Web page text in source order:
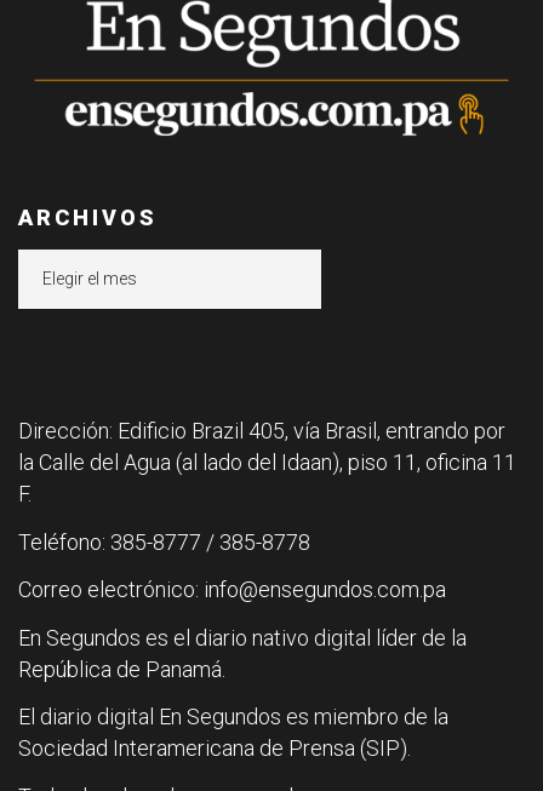
ARCHIVOS
Dirección: Edificio Brazil 405, vía Brasil, entrando por
la Calle del Agua (al lado del Idaan), piso 11, oficina 11
F.
Teléfono: 385-8777 / 385-8778
Correo electrónico: info@ensegundos.com.pa
En Segundos es el diario nativo digital líder de la
República de Panamá.
El diario digital En Segundos es miembro de la
Sociedad Interamericana de Prensa (SIP).